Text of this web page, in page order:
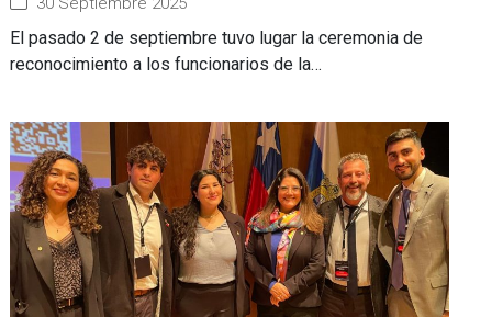
El pasado 2 de septiembre tuvo lugar la ceremonia de
reconocimiento a los funcionarios de la…